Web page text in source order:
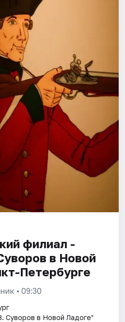
филиал -
в Новой
Петербурге
• 09:30
Суворов в Новой Ладоге"